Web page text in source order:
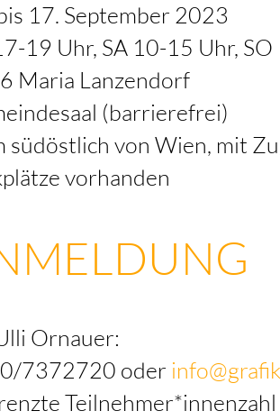
17. September 2023
19 Uhr, SA 10-15 Uhr,
Maria Lanzendorf
(barrierefrei)
südöstlich von Wien, mit
vorhanden
Ornauer:
7372720 oder
Teilnehmer*innenzahl